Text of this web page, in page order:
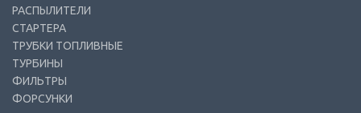
РАСПЫЛИТЕЛИ
СТАРТЕРА
ТРУБКИ ТОПЛИВНЫЕ
ТУРБИНЫ
ФИЛЬТРЫ
ФОРСУНКИ